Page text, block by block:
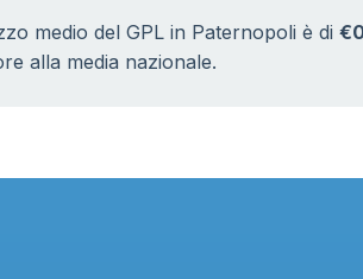
medio del GPL in Paternopoli è di
alla media nazionale.